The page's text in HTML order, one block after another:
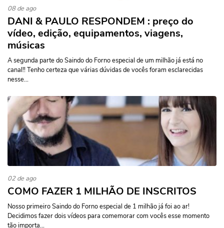
08 de ago
DANI & PAULO RESPONDEM : preço do
vídeo, edição, equipamentos, viagens,
músicas
A segunda parte do Saindo do Forno especial de um milhão já está no
canal!! Tenho certeza que várias dúvidas de vocês foram esclarecidas
nesse...
02 de ago
COMO FAZER 1 MILHÃO DE INSCRITOS
Nosso primeiro Saindo do Forno especial de 1 milhão já foi ao ar!
Decidimos fazer dois vídeos para comemorar com vocês esse momento
tão importa...